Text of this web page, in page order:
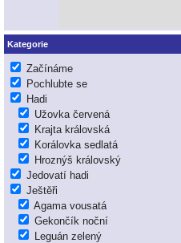
Kategorie
Začínáme
Pochlubte se
Hadi
Užovka červená
Krajta královská
Korálovka sedlatá
Hroznýš královský
Jedovatí hadi
Ještěři
Agama vousatá
Gekončík noční
Leguán zelený